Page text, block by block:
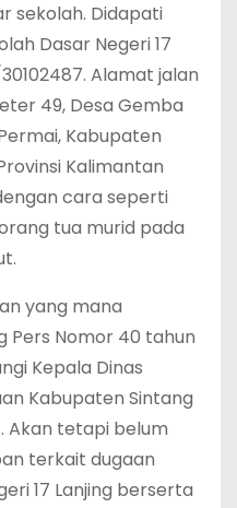
sekolah. Didapati
Dasar Negeri 17
30102487. Alamat jalan
49, Desa Gemba
Kabupaten
Kalimantan
cara seperti
tua murid pada
yang mana
Pers Nomor 40 tahun
Kepala Dinas
Kabupaten Sintang
Akan tetapi belum
terkait dugaan
17 Lanjing berserta